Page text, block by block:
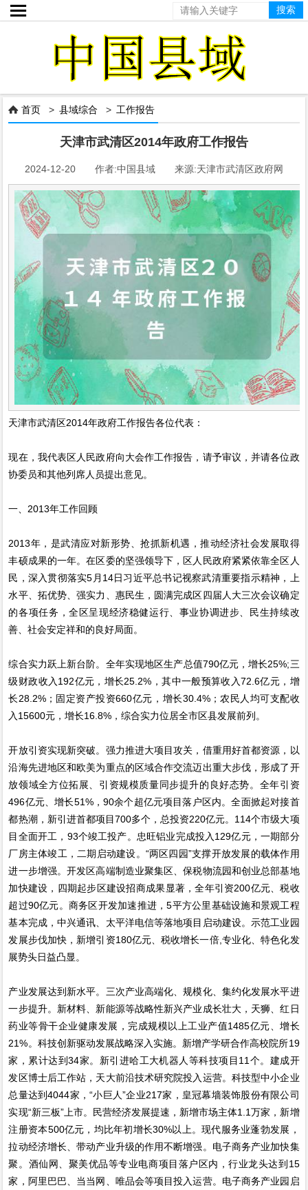

 首页 >县域综合 > 工作报告
天津市武清区2014年政府工作报告
2024-12-20 作者:中国县域 来源:天津市武清区政府网
天津市武清区2014年政府工作报告各位代表：
现在，我代表区人民政府向大会作工作报告，请予审议，并请各位政
协委员和其他列席人员提出意见。
一、2013年工作回顾
2013年，是武清应对新形势、抢抓新机遇，推动经济社会发展取得
丰硕成果的一年。在区委的坚强领导下，区人民政府紧紧依靠全区人
民，深入贯彻落实5月14日习近平总书记视察武清重要指示精神，上
水平、拓优势、强实力、惠民生，圆满完成区四届人大三次会议确定
的各项任务，全区呈现经济稳健运行、事业协调进步、民生持续改
善、社会安定祥和的良好局面。
综合实力跃上新台阶。全年实现地区生产总值790亿元，增长25%;三
级财政收入192亿元，增长25.2%，其中一般预算收入72.6亿元，增
长28.2%；固定资产投资660亿元，增长30.4%；农民人均可支配收
入15600元，增长16.8%，综合实力位居全市区县发展前列。
开放引资实现新突破。强力推进大项目攻关，借重用好首都资源，以
沿海先进地区和欧美为重点的区域合作交流迈出重大步伐，形成了开
放领域全方位拓展、引资规模质量同步提升的良好态势。全年引资
496亿元、增长51%，90余个超亿元项目落户区内。全面掀起对接首
都热潮，新引进首都项目700多个，总投资220亿元。114个市级大项
目全面开工，93个竣工投产。忠旺铝业完成投入129亿元，一期部分
厂房主体竣工，二期启动建设。“两区四园”支撑开放发展的载体作用
进一步增强。开发区高端制造业聚集区、保税物流园和创业总部基地
加快建设，四期起步区建设招商成果显著，全年引资200亿元、税收
超过90亿元。商务区开发加速推进，5平方公里基础设施和景观工程
基本完成，中兴通讯、太平洋电信等落地项目启动建设。示范工业园
发展步伐加快，新增引资180亿元、税收增长一倍,专业化、特色化发
展势头日益凸显。
产业发展达到新水平。三次产业高端化、规模化、集约化发展水平进
一步提升。新材料、新能源等战略性新兴产业成长壮大，天狮、红日
药业等骨干企业健康发展，完成规模以上工业产值1485亿元、增长
21%。科技创新驱动发展战略深入实施。新增产学研合作高校院所19
家，累计达到34家。新引进哈工大机器人等科技项目11个。建成开
发区博士后工作站，天大前沿技术研究院投入运营。科技型中小企业
总量达到4044家，“小巨人”企业217家，皇冠幕墙装饰股份有限公司
实现“新三板”上市。民营经济发展提速，新增市场主体1.1万家，新增
注册资本500亿元，均比年初增长30%以上。现代服务业蓬勃发展，
拉动经济增长、带动产业升级的作用不断增强。电子商务产业加快集
聚。酒仙网、聚美优品等专业电商项目落户区内，行业龙头达到15
家，阿里巴巴、当当网、唯品会等项目投入运营。电子商务产业园启